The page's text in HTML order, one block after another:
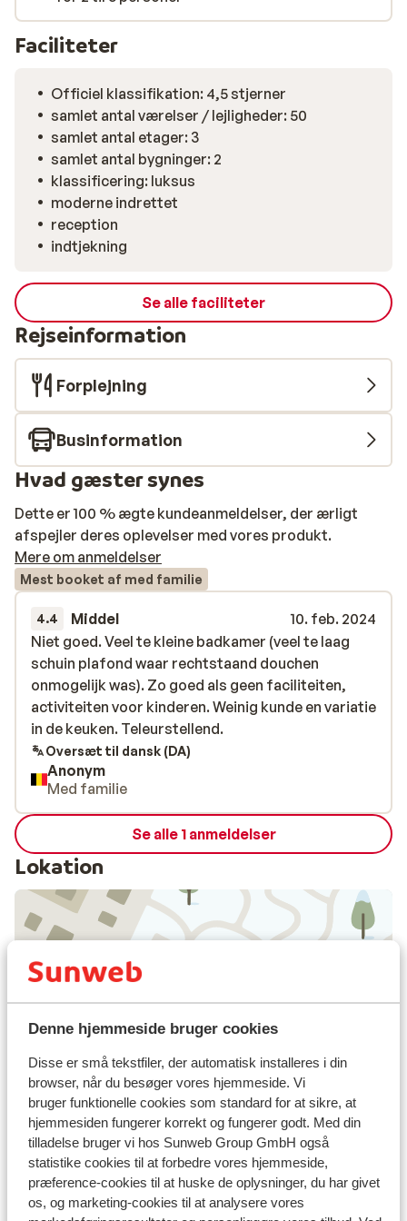
Denne hjemmeside bruger cookies
Disse er små tekstfiler, der automatisk installeres i din
browser, når du besøger vores hjemmeside. Vi
bruger funktionelle cookies som standard for at sikre, at
hjemmesiden fungerer korrekt og fungerer godt. Med din
tilladelse bruger vi hos Sunweb Group GmbH også
statistike cookies til at forbedre vores hjemmeside,
præference-cookies til at huske de oplysninger, du har givet
os, og marketing-cookies til at analysere vores
værelse. Duften af frisk kaffe fylder rummet, og den
lækre morgenmad står klar. Det er en perfekt start på
Faciliteter
Officiel klassifikation: 4,5 stjerner
samlet antal værelser / lejligheder: 50
samlet antal etager: 3
samlet antal bygninger: 2
klassificering: luksus
moderne indrettet
reception
indtjekning
Se alle faciliteter
Rejseinformation
Forplejning
Businformation
Hvad gæster synes
Dette er 100 % ægte kundeanmeldelser, der ærligt
afspejler deres oplevelser med vores produkt.
Mere om anmeldelser
Mest booket af med familie
4.4 Middel
10. feb. 2024
Niet goed. Veel te kleine badkamer (veel te laag
schuin plafond waar rechtstaand douchen
onmogelijk was). Zo goed als geen faciliteiten,
activiteiten voor kinderen. Weinig kunde en variatie
in de keuken. Teleurstellend.
Niet goed. Veel te kleine badkamer (veel te laag
schuin plafond waar rechtstaand douchen
onmogelijk was). Zo goed als geen faciliteiten,
activiteiten voor kinderen. Weinig kunde en variatie
in de keuken. Teleurstellend.
Oversæt til dansk (DA)
Anonym
Med familie
Se alle 1 anmeldelser
Lokation
I området
I udkanten af centrum
Afstand til centrum: ca. 1500 meter
Afstand til lufthavn ca. 190 kilometer
Afstand til skipiste ca. 100 meter
Afstand til langrendsløjpe ca. 0 meter
Afstand til busstoppested til skilift ca. 50 meter